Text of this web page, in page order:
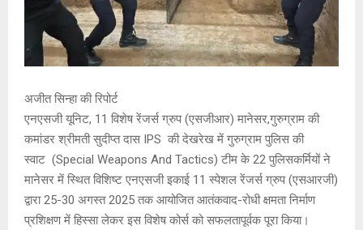
अजीत सिन्हा की रिपोर्ट
एनएसजी यूनिट, 11 विशेष रेंजर्स ग्रुप (एसजीआर) मानेसर,गुरुग्राम की
कमांडर श्रीमती सुदीप्त दास IPS की देखरेख में गुरुग्राम पुलिस की
स्वाट (Special Weapons And Tactics) टीम के 22 पुलिसकर्मियों ने
मानेसर में स्थित विशिष्ट एनएसजी इकाई 11 स्पेशल रेंजर्स ग्रुप (एसआरजी)
द्वारा 25-30 अगस्त 2025 तक आयोजित आतंकवाद-रोधी क्षमता निर्माण
प्रशिक्षण में हिस्सा लेकर इस विशेष कोर्स को सफलतापूर्वक पूरा किया।